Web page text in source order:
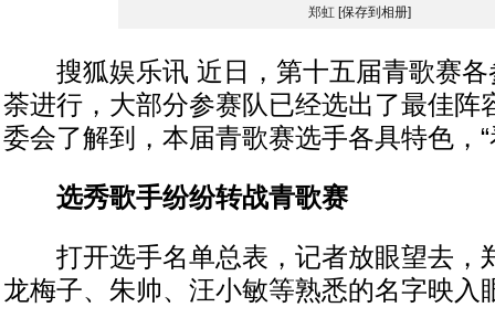
郑虹 [保存到相册]
搜狐娱乐讯 近日，第十五届青歌赛各
荼进行，大部分参赛队已经选出了最佳阵
委会了解到，本届青歌赛选手各具特色，“
选秀歌手纷纷转战青歌赛
打开选手名单总表，记者放眼望去，
龙梅子、朱帅、汪小敏等熟悉的名字映入